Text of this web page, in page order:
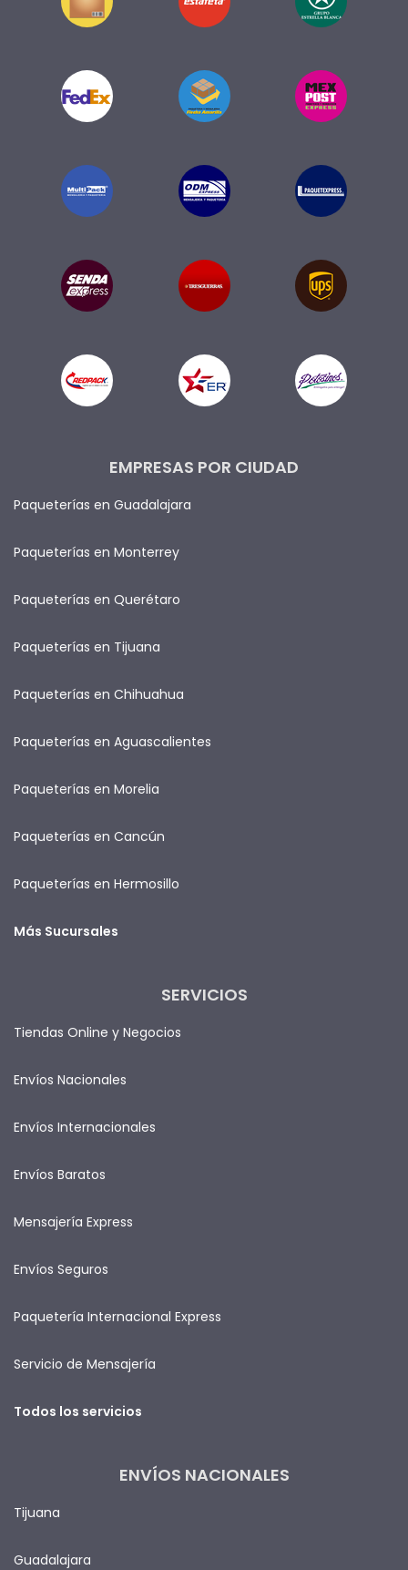
EMPRESAS POR CIUDAD
Paqueterías en Guadalajara
Paqueterías en Monterrey
Paqueterías en Querétaro
Paqueterías en Tijuana
Paqueterías en Chihuahua
Paqueterías en Aguascalientes
Paqueterías en Morelia
Paqueterías en Cancún
Paqueterías en Hermosillo
Más Sucursales
SERVICIOS
Tiendas Online y Negocios
Envíos Nacionales
Envíos Internacionales
Envíos Baratos
Mensajería Express
Envíos Seguros
Paquetería Internacional Express
Servicio de Mensajería
Todos los servicios
ENVÍOS NACIONALES
Tijuana
Guadalajara